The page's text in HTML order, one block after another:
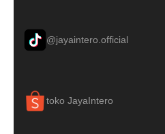
@jayaintero.official
toko JayaIntero